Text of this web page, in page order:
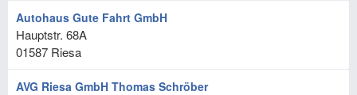
Autohaus Gute Fahrt GmbH
Hauptstr. 68A
01587 Riesa
AVG Riesa GmbH Thomas Schröber